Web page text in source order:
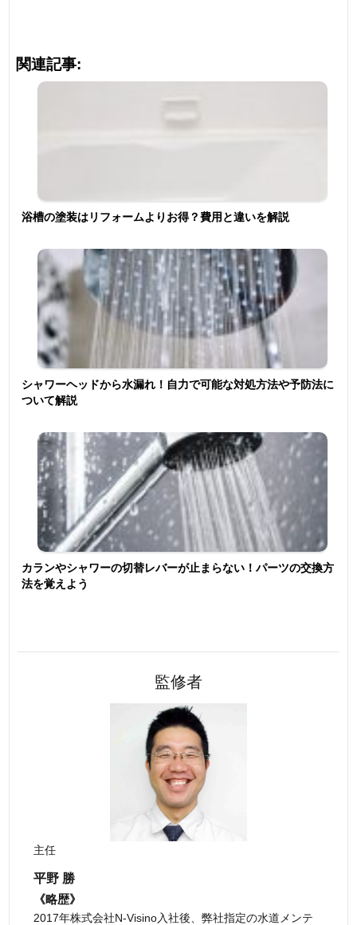
関連記事:
浴槽の塗装はリフォームよりお得？費用と違いを解説
シャワーヘッドから水漏れ！自力で可能な対処方法や予防法に
ついて解説
カランやシャワーの切替レバーが止まらない！パーツの交換方
法を覚えよう
監修者
主任
平野 勝
《略歴》
2017年株式会社N-Visino入社後、弊社指定の水道メンテ